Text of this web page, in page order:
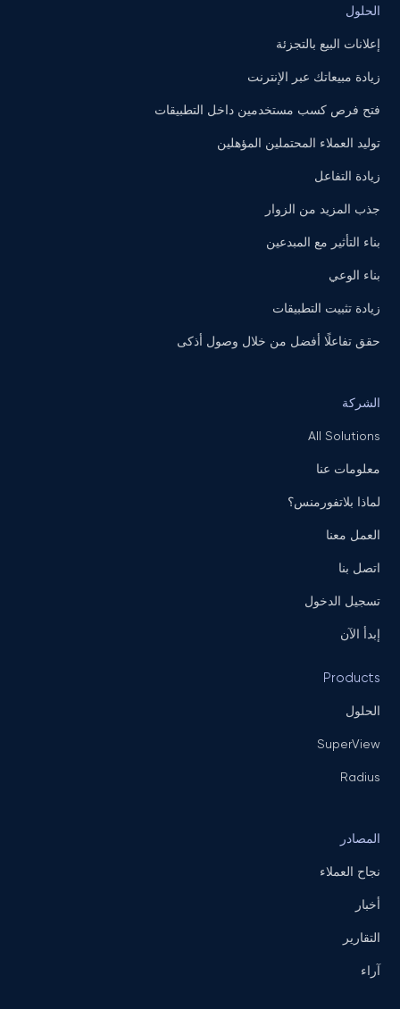
الحلول
إعلانات البيع بالتجزئة
زيادة مبيعاتك عبر الإنترنت
فتح فرص كسب مستخدمين داخل التطبيقات
توليد العملاء المحتملين المؤهلين
زيادة التفاعل
جذب المزيد من الزوار
بناء التأثير مع المبدعين
بناء الوعي
زيادة تثبيت التطبيقات
حقق تفاعلًا أفضل من خلال وصول أذكى
الشركة
All Solutions
معلومات عنا
لماذا بلاتفورمنس؟
العمل معنا
اتصل بنا
تسجيل الدخول
إبدأ الآن
Products
الحلول
SuperView
Radius
المصادر
نجاح العملاء
أخبار
التقارير
آراء